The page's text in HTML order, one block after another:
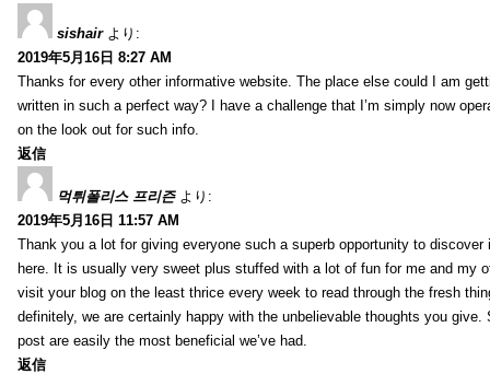
sishair より:
2019年5月16日 8:27 AM
Thanks for every other informative website. The place else could I am
written in such a perfect way? I have a challenge that I’m simply now
on the look out for such info.
返信
먹튀폴리스 프리즌 より:
2019年5月16日 11:57 AM
Thank you a lot for giving everyone such a superb opportunity to discover
here. It is usually very sweet plus stuffed with a lot of fun for me and my
visit your blog on the least thrice every week to read through the fresh
definitely, we are certainly happy with the unbelievable thoughts you
post are easily the most beneficial we’ve had.
返信